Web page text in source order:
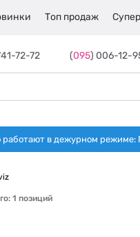
Топ продаж
72-72 (095) 006-12-
в дежурном режиме:
1 позиций